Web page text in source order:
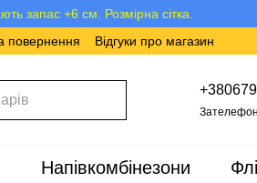
запас +6 см. Розмірна сітка.
повернення Відгуки про магазин
Напівкомбінезони